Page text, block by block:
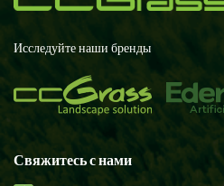
Исследуйте наши бренды
Свяжитесь с нами